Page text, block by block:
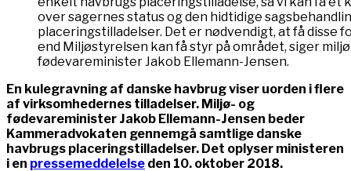
over sagernes status og den hidtidige
placeringstilladelser. Det er nødvendigt, at få disse
end Miljøstyrelsen kan få styr på området, siger
fødevareminister Jakob Ellemann-Jensen.
En kulegravning af danske havbrug viser uorden i flere
af virksomhedernes tilladelser. Miljø- og
fødevareminister Jakob Ellemann-Jensen beder
Kammeradvokaten gennemgå samtlige danske
havbrugs placeringstilladelser. Det oplyser ministeren
i en pressemeddelelse den 10. oktober 2018.